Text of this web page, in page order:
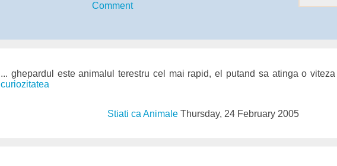
Comment
... ghepardul este animalul terestru cel mai rapid, el putand sa atinga o
curiozitatea
Stiati ca AnimaleThursday, 24 February 2005